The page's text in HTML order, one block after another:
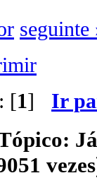
seguinte
[1] Ir